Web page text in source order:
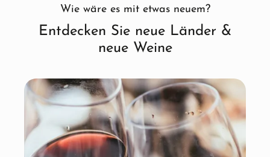
Wie wäre es mit etwas neuem?
Entdecken Sie neue Länder &
neue Weine